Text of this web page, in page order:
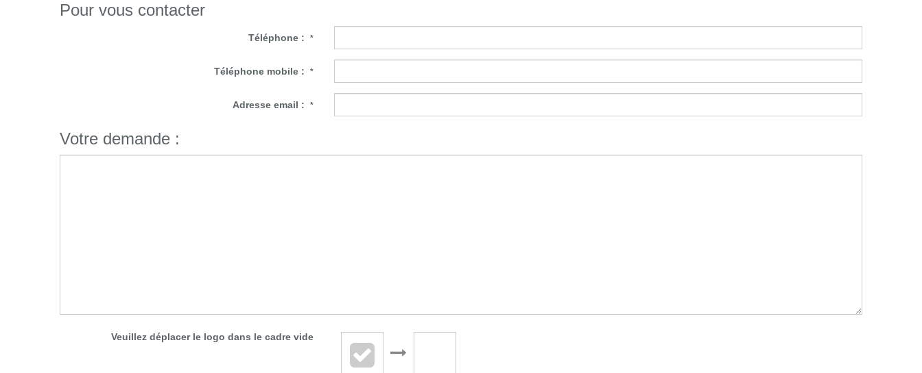
Pour vous contacter
Téléphone : *
Téléphone mobile : *
Adresse email : *
Votre demande :
Veuillez déplacer le logo dans le cadre vide